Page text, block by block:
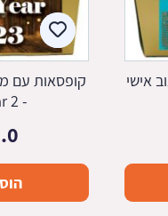
אישי
קופסאות עם
- New Year 2